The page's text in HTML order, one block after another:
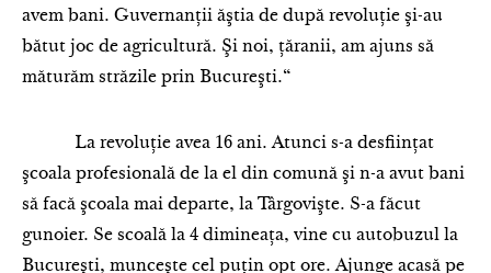
avem bani. Guvernanţii ăştia de după revoluţie şi-au
bătut joc de agricultură. Şi noi, ţăranii, am ajuns să
măturăm străzile prin Bucureşti.“
La revoluţie avea 16 ani. Atunci s-a desfiinţat
şcoala profesională de la el din comună şi n-a avut bani
să facă şcoala mai departe, la Târgovişte. S-a făcut
gunoier. Se scoală la 4 dimineaţa, vine cu autobuzul la
Bucureşti, munceşte cel puţin opt ore. Ajunge acasă pe